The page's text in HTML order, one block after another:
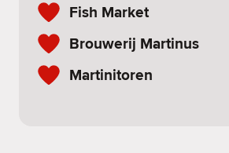
Fish Market
Brouwerij Martinus
Martinitoren